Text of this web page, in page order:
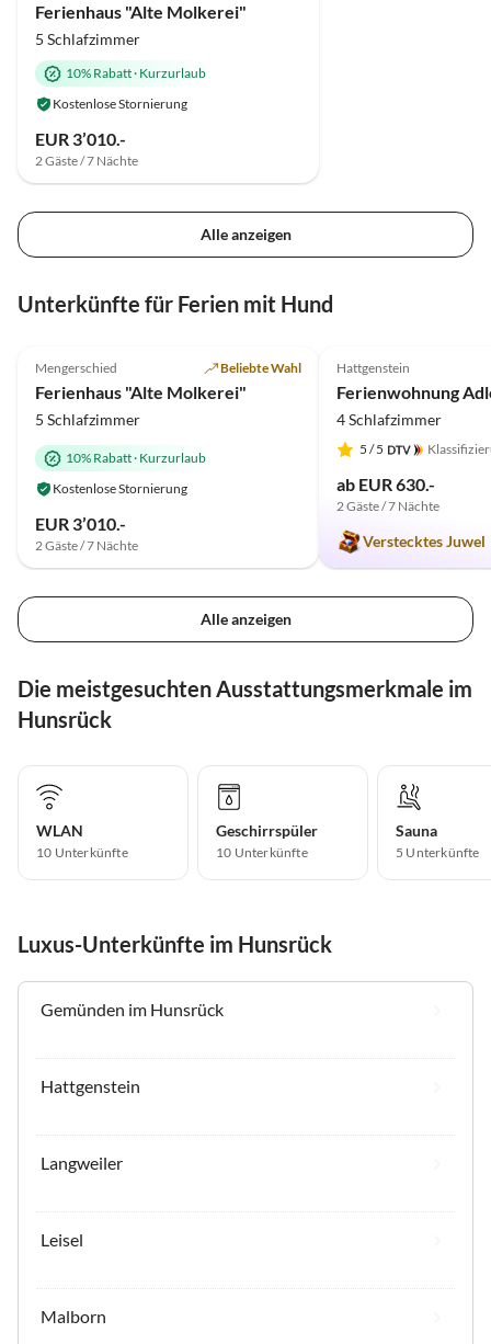
Ferienhaus "Alte Molkerei"
5 Schlafzimmer
10% Rabatt· Kurzurlaub
Kostenlose Stornierung
EUR 3’010.-
2 Gäste / 7 Nächte
Alle anzeigen
Unterkünfte für Ferien mit Hund
Mengerschied Beliebte Wahl
Ferienhaus "Alte Molkerei"
5 Schlafzimmer
10% Rabatt· Kurzurlaub
Kostenlose Stornierung
EUR 3’010.-
2 Gäste / 7 Nächte
Hattgenstein
4 Schlafzimmer
5 / 5
ab EUR 630.-
2 Gäste / 7 Nächte
Verstecktes Juwel
Alle anzeigen
Die meistgesuchten Ausstattungsmerkmale im
Hunsrück
WLAN
10 Unterkünfte
Geschirrspüler
10 Unterkünfte
Sauna
5 Unterkünfte
Luxus-Unterkünfte im Hunsrück
Gemünden im Hunsrück
Hattgenstein
Langweiler
Leisel
Malborn